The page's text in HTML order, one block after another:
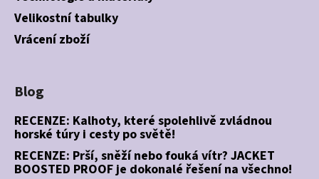
Velikostní tabulky
Vrácení zboží
Blog
RECENZE: Kalhoty, které spolehlivě zvládnou
horské túry i cesty po světě!
RECENZE: Prší, sněží nebo fouká vítr? JACKET
BOOSTED PROOF je dokonalé řešení na všechno!